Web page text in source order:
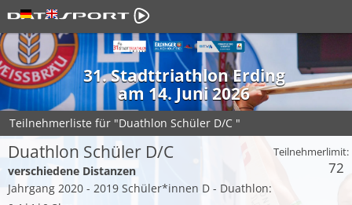
31. Stadttriathlon Erding
am 14. Juni 2026
Teilnehmerliste für "Duathlon Schüler D/C "
Duathlon Schüler D/C
verschiedene Distanzen
Jahrgang 2020 - 2019 Schüler*innen D - Duathlon:
Teilnehmerlimit:
72